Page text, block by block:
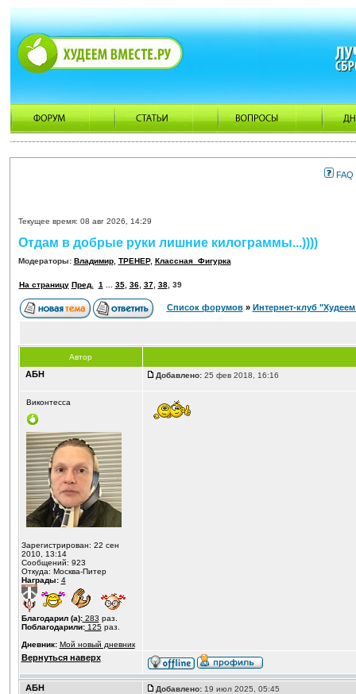
FAQ
Текущее время: 08 авг 2026, 14:29
Отдам в добрые руки лишние килограммы...))))
Модераторы: Владимир, ТРЕНЕР, Классная_Фигурка
На страницу Пред. 1 35, 36, 37, 38, 39
Список форумов» Интернет-клуб
Автор
АБН Добавлено:25 фев 2018, 16:16
Виконтесса
Зарегистрирован: 22 сен
2010, 13:14
Сообщений: 923
Откуда: Москва-Питер
Награды: 4
Благодарил (а):283 раз.
Поблагодарили:125раз.
Дневник: Мой новый дневник
Вернуться наверх
АБН Добавлено:19 июл 2025, 05:45